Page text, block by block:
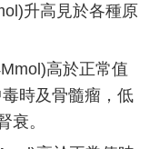
升高見於各種原
高於正常值
時及骨髓瘤，低
衰。